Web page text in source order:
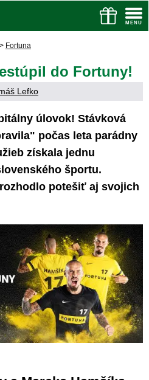
> Fortuna
do Fortuny!
Lefko
úlovok! Stávková
počas leta parádny
získala jednu
športu.
potešiť aj svojich